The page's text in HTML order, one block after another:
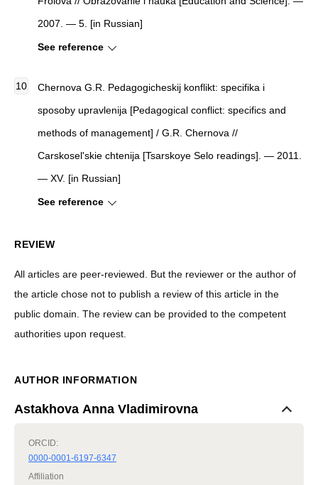
2007. — 5. [in Russian]
See reference
Chernova G.R. Pedagogicheskij konflikt: specifika i
sposoby upravlenija [Pedagogical conflict: specifics and
methods of management] / G.R. Chernova //
Carskosel'skie chtenija [Tsarskoye Selo readings]. — 2011.
— XV. [in Russian]
See reference
REVIEW
All articles are peer-reviewed. But the reviewer or the author of
the article chose not to publish a review of this article in the
public domain. The review can be provided to the competent
authorities upon request.
AUTHOR INFORMATION
Astakhova Anna Vladimirovna
ORCID:
0000-0001-6197-6347
Affiliation